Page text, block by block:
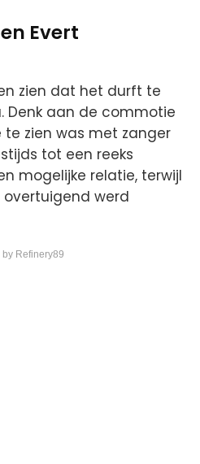
Evert
zien dat het durft te
Denk aan de commotie
te zien was met zanger
tot een reeks
mogelijke relatie, terwijl
werd
Refinery89